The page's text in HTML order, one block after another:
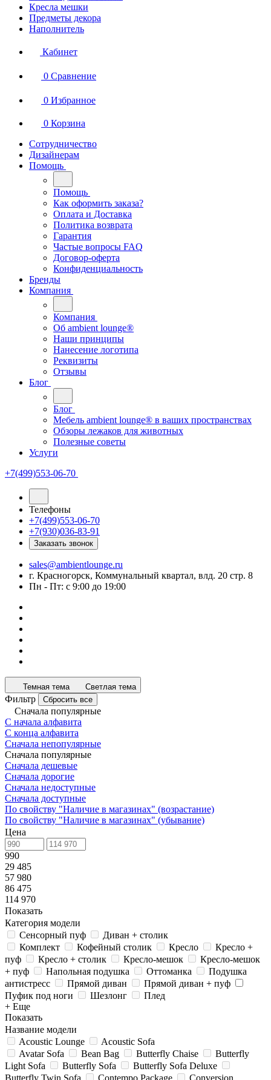
Кресла мешки
Предметы декора
Наполнитель
Кабинет
0 Сравнение
0 Избранное
0 Корзина
Сотрудничество
Дизайнерам
Помощь
Помощь
Как оформить заказа?
Оплата и Доставка
Политика возврата
Гарантия
Частые вопросы FAQ
Договор-оферта
Конфиденциальность
Бренды
Компания
Компания
Oб ambient lounge®
Наши принципы
Нанесение логотипа
Реквизиты
Отзывы
Блог
Блог
Мебель ambient lounge® в ваших пространствах
Обзоры лежаков для животных
Полезные советы
Услуги
+7(499)553-06-70
Телефоны
+7(499)553-06-70
+7(930)036-83-91
Заказать звонок
sales@ambientlounge.ru
г. Красногорск, Коммунальный квартал, влд. 20 стр. 8
Пн - Пт: с 9:00 до 19:00
Темная тема Светлая тема
Фильтр Сбросить все
Сначала популярные
С начала алфавита
С конца алфавита
Сначала непопулярные
Сначала популярные
Сначала дешевые
Сначала дорогие
Сначала недоступные
Сначала доступные
По свойству "Наличие в магазинах" (возрастание)
По свойству "Наличие в магазинах" (убывание)
Цена
990
29 485
57 980
86 475
114 970
Показать
Категория модели
Сенсорный пуф
Диван + столик
Комплект
Кофейный столик Кресло
Кресло +
пуф
Кресло + столик Кресло-мешок
Кресло-мешок
+ пуф
Напольная подушка Оттоманка
Подушка
антистресс
Прямой диван
Прямой диван + пуф
Пуфик под ноги
Шезлонг
Плед
+ Еще
Показать
Название модели
Acoustic Lounge
Acoustic Sofa
Avatar Sofa
Bean Bag Butterfly Chaise
Butterfly
Light Sofa
Butterfly Sofa
Butterfly Sofa Deluxe
Butterfly Twin Sofa
Contempo Package Conversion